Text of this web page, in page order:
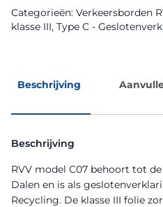
Categorieën: Verkeersborden
klasse III, Type C -
Beschrijving
Beschrijving
RVV model C07 behoort tot
Dalen en is als
Recycling. De klasse III folie